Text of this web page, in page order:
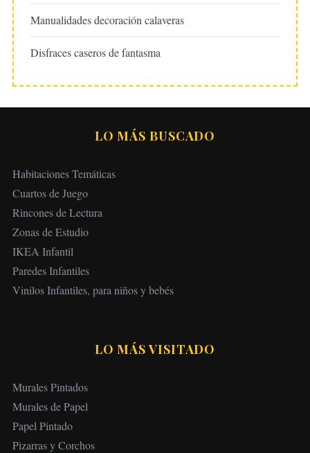
Manualidades decoración calaveras
Disfraces caseros de fantasma
LO MÁS BUSCADO
Habitaciones Temáticas
Cuartos de Juego
Rincones de Lectura
Zonas de Estudio
IKEA Infantil
Paredes Infantiles
Vinilos Infantiles, para niños y bebés
LO MÁS VISITADO
Murales Pintados
Murales de Papel
Papel Pintado
Pizarras y Corchos